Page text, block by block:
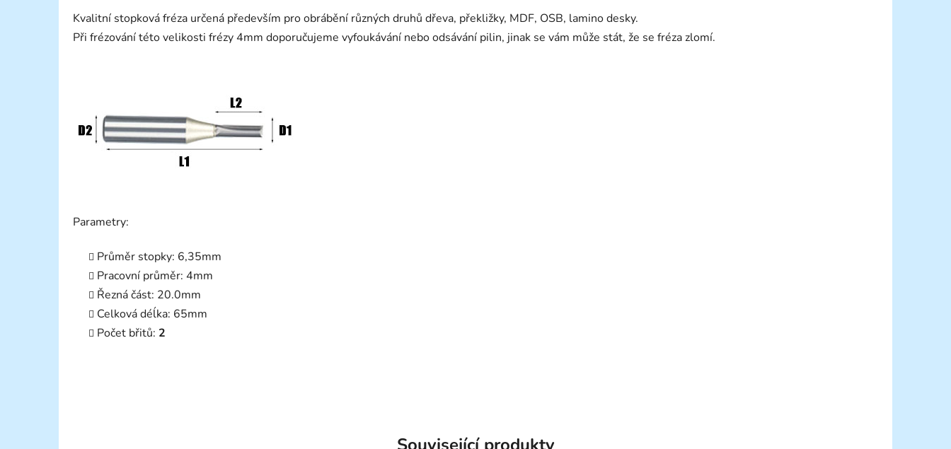
Kvalitní stopková fréza určená především pro obrábění různých druhů dřeva, překližky, MDF, OSB, lamino desky.
Při frézování této velikosti frézy 4mm doporučujeme vyfoukávání nebo odsávání pilin, jinak se vám může stát, že se fréza zlomí.
Parametry:
Průměr stopky: 6,35mm
Pracovní průměr: 4mm
Řezná část: 20.0mm
Celková déĺka: 65mm
Počet břitů: 2